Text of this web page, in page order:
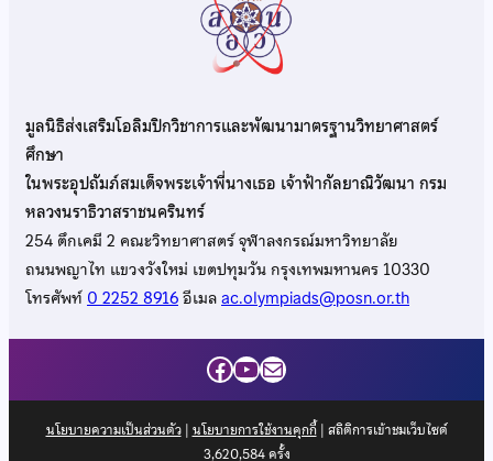
มูลนิธิส่งเสริมโอลิมปิกวิชาการและพัฒนามาตรฐานวิทยาศาสตร์
ศึกษา
ในพระอุปถัมภ์สมเด็จพระเจ้าพี่นางเธอ เจ้าฟ้ากัลยาณิวัฒนา กรม
หลวงนราธิวาสราชนครินทร์
254 ตึกเคมี 2 คณะวิทยาศาสตร์ จุฬาลงกรณ์มหาวิทยาลัย
ถนนพญาไท แขวงวังใหม่ เขตปทุมวัน กรุงเทพมหานคร 10330
โทรศัพท์0 2252 8916อีเมลac.olympiads@posn.or.th
Facebook
YouTube
Mail
นโยบายความเป็นส่วนตัว| นโยบายการใช้งานคุกกี้| สถิติการเข้าชมเว็บไซต์
3,620,584ครั้ง